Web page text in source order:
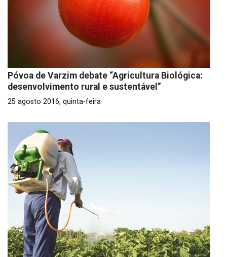
Póvoa de Varzim debate “Agricultura Biológica:
desenvolvimento rural e sustentável”
25 agosto 2016, quinta-feira